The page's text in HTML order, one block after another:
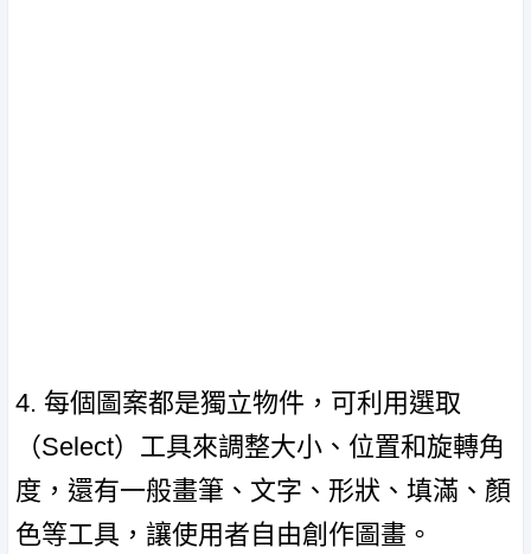
4. 每個圖案都是獨立物件，可利用選取
（Select）工具來調整大小、位置和旋轉角
度，還有一般畫筆、文字、形狀、填滿、顏
色等工具，讓使用者自由創作圖畫。